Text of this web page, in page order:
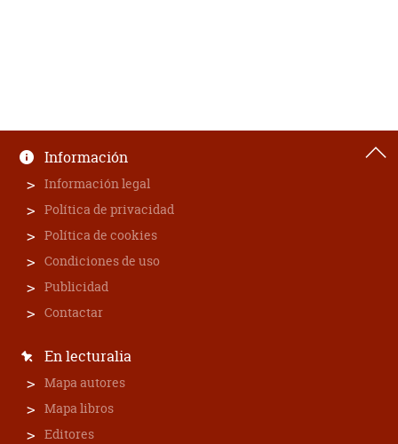
Información
Información legal
Política de privacidad
Política de cookies
Condiciones de uso
Publicidad
Contactar
En lecturalia
Mapa autores
Mapa libros
Editores